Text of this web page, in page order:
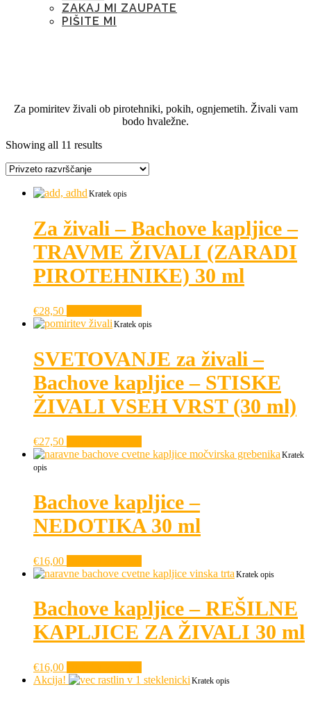
ZAKAJ MI ZAUPATE
PIŠITE MI
Za pomiritev živali ob pirotehniki, pokih, ognjemetih. Živali vam
bodo hvaležne.
Showing all 11 results
Kratek opis
Za živali – Bachove kapljice –
TRAVME ŽIVALI (ZARADI
PIROTEHNIKE) 30 ml
€28,50
Kratek opis
SVETOVANJE za živali –
Bachove kapljice – STISKE
ŽIVALI VSEH VRST (30 ml)
€27,50
Kratek
opis
Bachove kapljice –
NEDOTIKA 30 ml
€16,00
Kratek opis
Bachove kapljice – REŠILNE
KAPLJICE ZA ŽIVALI 30 ml
€16,00
Akcija!
Kratek opis